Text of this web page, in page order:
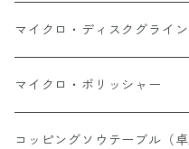
砥石
バフ
ドリル
マイクロ・ディスクグライ
マイクロ・ポリッシャー
コッピングソウテーブル（